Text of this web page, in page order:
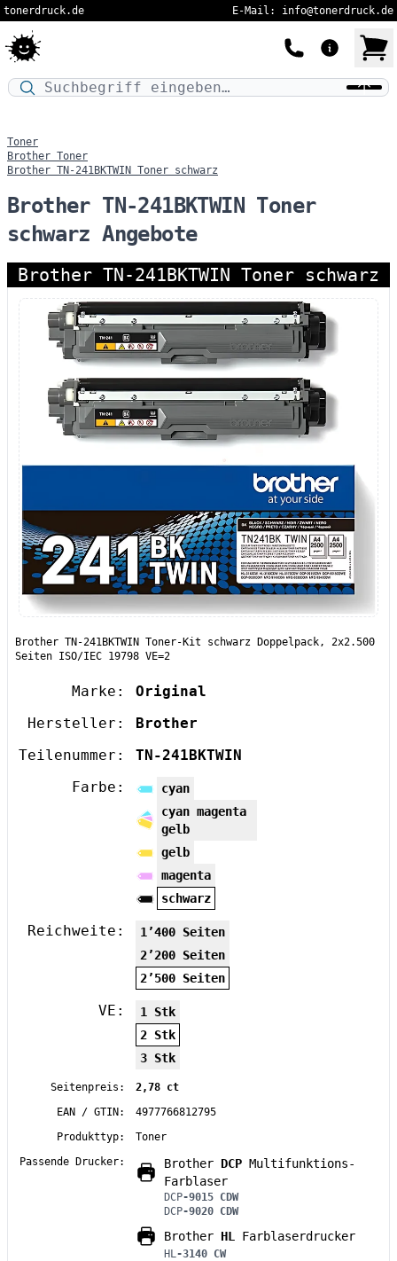
tonerdruck.de E-Mail: info@tonerdruck.de
Druckermodell oder Produktnamen eingeben…
Toner
Brother Toner
Brother TN-241BKTWIN Toner schwarz
Brother TN-241BKTWIN Toner
schwarz Angebote
Brother TN-241BKTWIN Toner schwarz
Brother TN-241BKTWIN Toner-Kit schwarz Doppelpack, 2x2.500
Seiten ISO/IEC 19798 VE=2
Marke:
Original
Hersteller:
Brother
Teilenummer:
TN-241BKTWIN
Farbe:
cyan
cyan magenta
gelb
gelb
magenta
schwarz
Reichweite:
1’400 Seiten
2’200 Seiten
2’500 Seiten
VE:
1 Stk
2 Stk
3 Stk
Seitenpreis:
2,78 ct
EAN / GTIN:
4977766812795
Produkttyp:
Toner
Passende Drucker:
Brother DCP Multifunktions-
Farblaser
DCP-9015 CDW
DCP-9020 CDW
Brother HL Farblaserdrucker
HL -3140 CW